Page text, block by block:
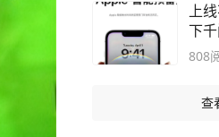
上
下
票
808
查